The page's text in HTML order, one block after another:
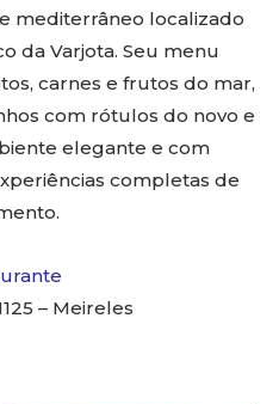
mediterrâneo localizado
da Varjota. Seu menu
carnes e frutos do mar,
com rótulos do novo e
elegante e com
completas de
– Meireles